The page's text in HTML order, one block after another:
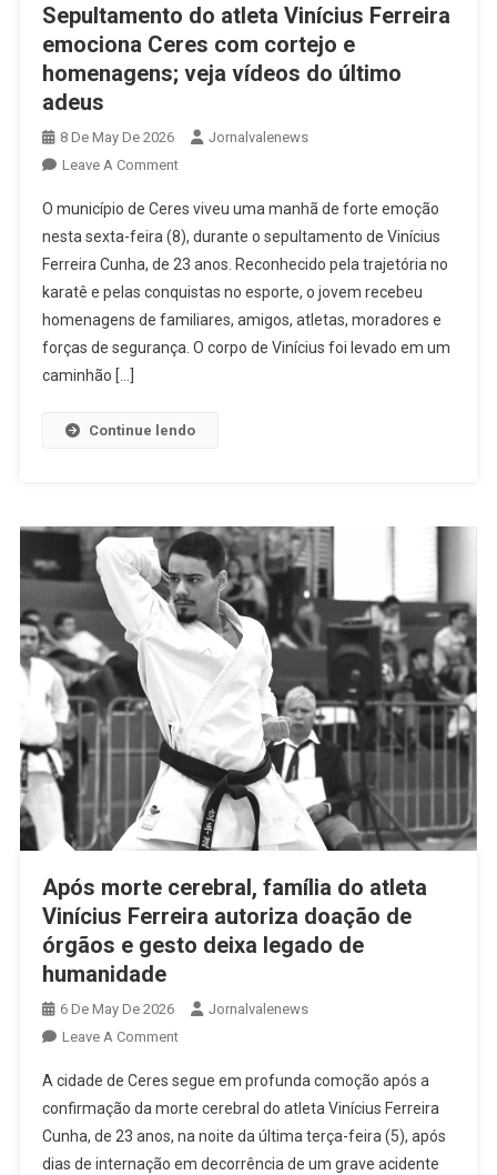
Sepultamento do atleta Vinícius Ferreira
emociona Ceres com cortejo e
homenagens; veja vídeos do último
adeus
8 De May De 2026
Jornalvalenews
Leave A CommentOn
Do
Atleta
Vinícius
Ferreira
Emociona
Ceres
Último
Adeus
O município de Ceres viveu uma manhã de forte emoção
nesta sexta-feira (8), durante o sepultamento de Vinícius
Ferreira Cunha, de 23 anos. Reconhecido pela trajetória no
karatê e pelas conquistas no esporte, o jovem recebeu
homenagens de familiares, amigos, atletas, moradores e
forças de segurança. O corpo de Vinícius foi levado em um
caminhão […]
Continue lendo
Após morte cerebral, família do atleta
Vinícius Ferreira autoriza doação de
órgãos e gesto deixa legado de
humanidade
6 De May De 2026
Jornalvalenews
Leave A CommentOn
Morte
Cerebral,
Família
Do
A cidade de Ceres segue em profunda comoção após a
confirmação da morte cerebral do atleta Vinícius Ferreira
Cunha, de 23 anos, na noite da última terça-feira (5), após
dias de internação em decorrência de um grave acidente